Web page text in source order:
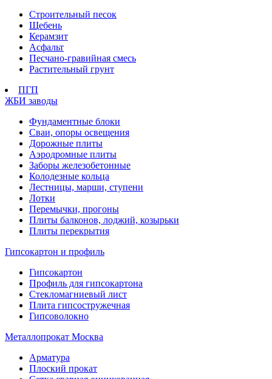
Строительный песок
Щебень
Керамзит
Асфальт
Песчано-гравийная смесь
Растительный грунт
ПГП
ЖБИ заводы
Фундаментные блоки
Сваи, опоры освещения
Дорожные плиты
Аэродромные плиты
Заборы железобетонные
Колодезные кольца
Лестницы, марши, ступени
Лотки
Перемычки, прогоны
Плиты балконов, лоджий, козырьки
Плиты перекрытия
Гипсокартон и профиль
Гипсокартон
Профиль для гипсокартона
Стекломагниевый лист
Плита гипсостружечная
Гипсоволокно
Металлопрокат Москва
Арматура
Плоский прокат